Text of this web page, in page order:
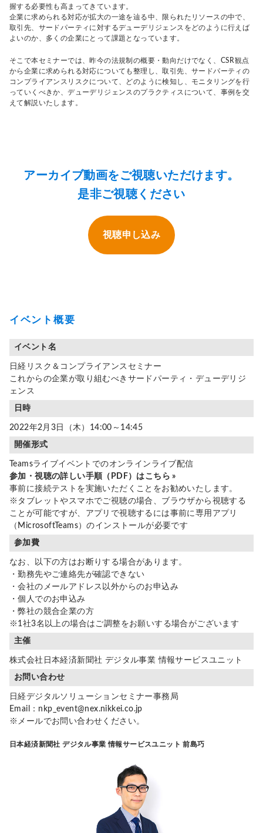
握する必要性も高まってきています。
企業に求められる対応が拡大の一途を辿る中、限られたリソースの中で、
取引先、サードパーティに対するデューデリジェンスをどのように行えば
よいのか、多くの企業にとって課題となっています。
そこで本セミナーでは、昨今の法規制の概要・動向だけでなく、CSR観点
から企業に求められる対応についても整理し、取引先、サードパーティの
コンプライアンスリスクについて、どのように検知し、モニタリングを行
っていくべきか、デューデリジェンスのプラクティスについて、事例を交
えて解説いたします。
アーカイブ動画をご視聴いただけます。
是非ご視聴ください
視聴申し込み
イベント概要
イベント名
日経リスク＆コンプライアンスセミナー
これからの企業が取り組むべきサードパーティ・デューデリジ
ェンス
日時
2022年2月3日（木）14:00～14:45
開催形式
Teamsライブイベントでのオンラインライブ配信
参加・視聴の詳しい手順（PDF）はこちら »
事前に接続テストを実施いただくことをお勧めいたします。
※タブレットやスマホでご視聴の場合、ブラウザから視聴する
ことが可能ですが、アプリで視聴するには事前に専用アプリ
（MicrosoftTeams）のインストールが必要です
参加費
なお、以下の方はお断りする場合があります。
・勤務先やご連絡先が確認できない
・会社のメールアドレス以外からのお申込み
・個人でのお申込み
・弊社の競合企業の方
※1社3名以上の場合はご調整をお願いする場合がございます
主催
株式会社日本経済新聞社 デジタル事業 情報サービスユニット
お問い合わせ
日経デジタルソリューションセミナー事務局
Email：nkp_event@nex.nikkei.co.jp
※メールでお問い合わせください。
日本経済新聞社 デジタル事業 情報サービスユニット 前島巧